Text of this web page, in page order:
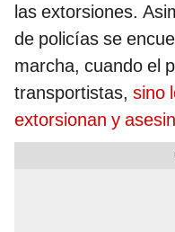
las extorsiones.
de policías se
marcha, cuando el
transportistas, sino
extorsionan y